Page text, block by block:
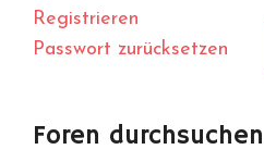
Registrieren
Passwort zurücksetzen
Foren durchsuchen